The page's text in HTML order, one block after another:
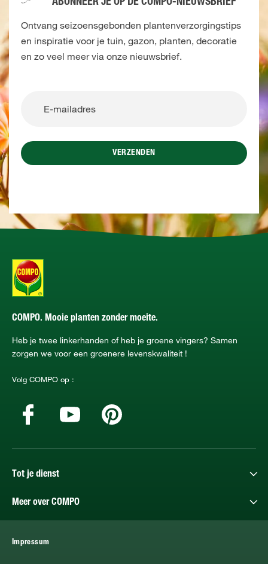
ABONNEER JE OP DE COMPO-NIEUWSBRIEF
Ontvang seizoensgebonden plantenverzorgingstips
en inspiratie voor je tuin, gazon, planten, decoratie
en zo veel meer via onze nieuwsbrief.
VERZENDEN
COMPO. Mooie planten zonder moeite.
Heb je twee linkerhanden of heb je groene vingers? Samen
zorgen we voor een groenere levenskwaliteit !
Volg COMPO op :
Tot je dienst
Meer over COMPO
Impressum